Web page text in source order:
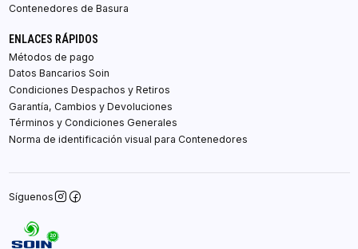
Contenedores de Basura
ENLACES RÁPIDOS
Métodos de pago
Datos Bancarios Soin
Condiciones Despachos y Retiros
Garantía, Cambios y Devoluciones
Términos y Condiciones Generales
Norma de identificación visual para Contenedores
Síguenos